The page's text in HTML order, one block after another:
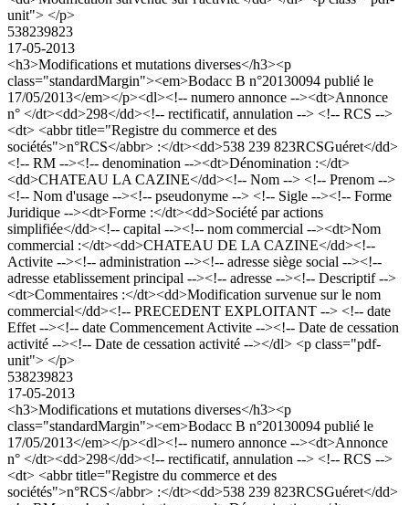
unit"> </p>
538239823
17-05-2013
<h3>Modifications et mutations diverses</h3><p
class="standardMargin"><em>Bodacc B n°20130094 publié le
17/05/2013</em></p><dl><!-- numero annonce --><dt>Annonce
n° </dt><dd>298</dd><!-- rectificatif, annulation --> <!-- RCS -->
<dt> <abbr title="Registre du commerce et des
sociétés">n°RCS</abbr> :</dt><dd>538 239 823RCSGuéret</dd>
<!-- RM --><!-- denomination --><dt>Dénomination :</dt>
<dd>CHATEAU LA CAZINE</dd><!-- Nom --> <!-- Prenom -->
<!-- Nom d'usage --><!-- pseudonyme --> <!-- Sigle --><!-- Forme
Juridique --><dt>Forme :</dt><dd>Société par actions
simplifiée</dd><!-- capital --><!-- nom commercial --><dt>Nom
commercial :</dt><dd>CHATEAU DE LA CAZINE</dd><!--
Activite --><!-- administration --><!-- adresse siège social --><!--
adresse etablissement principal --><!-- adresse --><!-- Descriptif -->
<dt>Commentaires :</dt><dd>Modification survenue sur le nom
commercial</dd><!-- PRECEDENT EXPLOITANT --> <!-- date
Effet --><!-- date Commencement Activite --><!-- Date de cessation
activité --><!-- Date de cessation activité --></dl> <p class="pdf-
unit"> </p>
538239823
17-05-2013
<h3>Modifications et mutations diverses</h3><p
class="standardMargin"><em>Bodacc B n°20130094 publié le
17/05/2013</em></p><dl><!-- numero annonce --><dt>Annonce
n° </dt><dd>298</dd><!-- rectificatif, annulation --> <!-- RCS -->
<dt> <abbr title="Registre du commerce et des
sociétés">n°RCS</abbr> :</dt><dd>538 239 823RCSGuéret</dd>